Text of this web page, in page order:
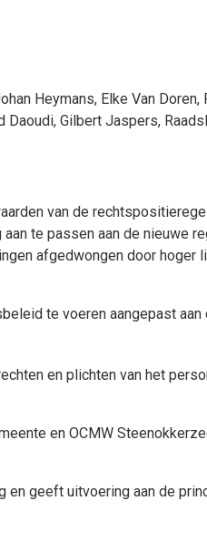
Heymans, Elke Van Doren,
Daoudi, Gilbert Jaspers,
van de
te passen aan de nieuwe
afgedwongen door hoger
te voeren aangepast aan
en plichten van het
en OCMW
geeft uitvoering aan de